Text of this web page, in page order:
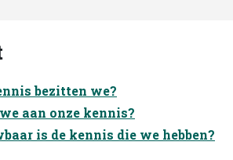
bezitten we?
aan onze kennis?
is de kennis die we hebben?